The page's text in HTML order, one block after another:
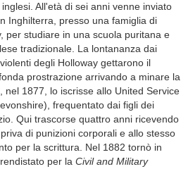
All'età di sei anni venne inviato
Inghilterra, presso una famiglia di
per studiare in una scuola puritana e
tradizionale. La lontananza dai
degli Holloway gettarono il
prostrazione arrivando a minare la
nel 1877, lo iscrisse allo United Service
frequentato dai figli dei
Qui trascorse quattro anni ricevendo
di punizioni corporali e allo stesso
per la scrittura. Nel 1882 tornò in
per la Civil and Military